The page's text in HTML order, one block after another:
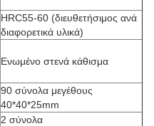
HRC55-60 (διευθετήσιμος ανά
διαφορετικά υλικά)
Ενωμένο στενά κάθισμα
90 σύνολα μεγέθους
40*40*25mm
2 σύνολα